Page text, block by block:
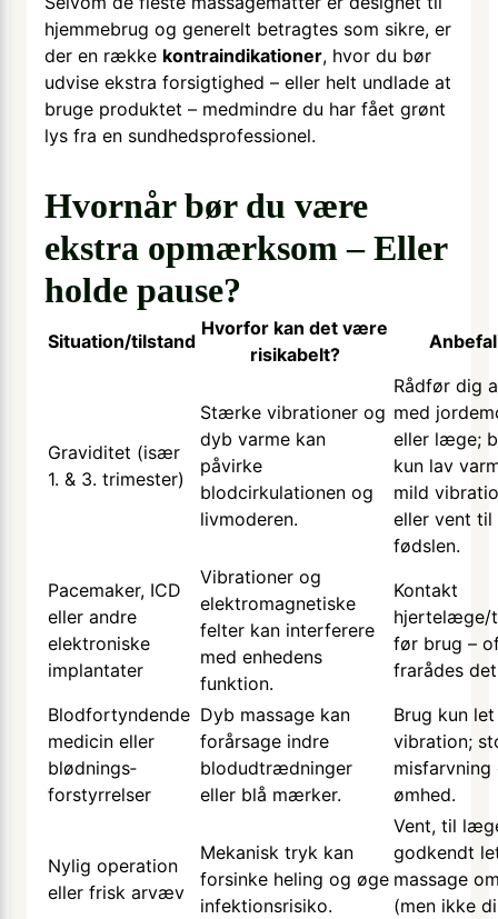
hjemmebrug og generelt betragtes som sikre, er
der en række kontraindikationer, hvor du bør
udvise ekstra forsigtighed – eller helt undlade at
bruge produktet – medmindre du har fået grønt
lys fra en sundhedsprofessionel.
Hvornår bør du være
ekstra opmærksom – Eller
holde pause?
Situation/tilstand
Hvorfor kan det være
risikabelt?
Graviditet (især
1. & 3. trimester)
Stærke vibrationer og
dyb varme kan
påvirke
blodcirkulationen og
livmoderen.
Rådfør dig
med
eller læge;
kun lav
mild
eller vent til
fødslen.
Pacemaker, ICD
eller andre
elektroniske
implantater
Vibrationer og
elektromagnetiske
felter kan interferere
med enhedens
funktion.
Kontakt
hjertelæge/
før brug –
frarådes
Blodfortyndende
medicin eller
blødnings­
forstyrrelser
Dyb massage kan
forårsage indre
blodudtrædninger
eller blå mærker.
Brug kun let
vibration;
misfarvning
ømhed.
Nylig operation
eller frisk arvæv
Mekanisk tryk kan
forsinke heling og øge
infektionsrisiko.
Vent, til
godkendt
massage
(men ikke